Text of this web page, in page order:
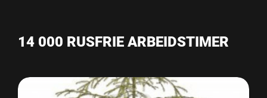
14 000 RUSFRIE ARBEIDSTIMER